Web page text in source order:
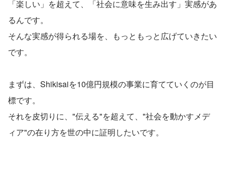
「楽しい」を超えて、「社会に意味を生み出す」実感があ
るんです。
そんな実感が得られる場を、もっともっと広げていきたい
です。
まずは、Shikisaiを10億円規模の事業に育てていくのが目
標です。
それを皮切りに、"伝える"を超えて、"社会を動かすメデ
ィア"の在り方を世の中に証明したいです。